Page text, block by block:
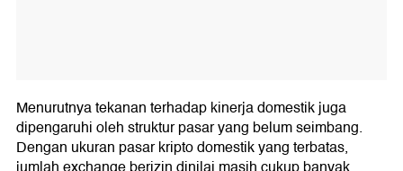
Menurutnya tekanan terhadap kinerja domestik juga
dipengaruhi oleh struktur pasar yang belum seimbang.
Dengan ukuran pasar kripto domestik yang terbatas,